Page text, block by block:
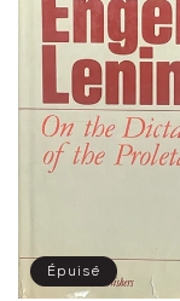
Épuisé